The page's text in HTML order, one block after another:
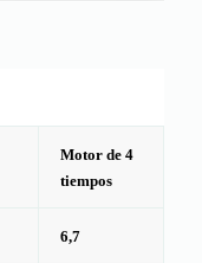
Motor de 4
tiempos
6,7